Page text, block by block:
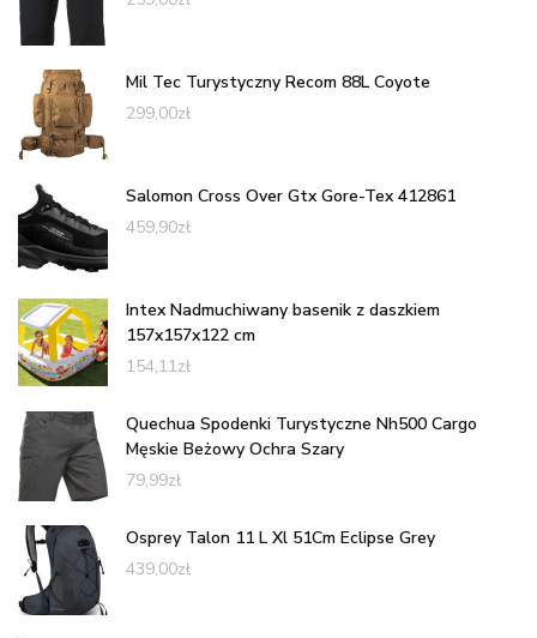
Mil Tec Turystyczny Recom 88L Coyote
299,00zł
Salomon Cross Over Gtx Gore-Tex 412861
459,90zł
Intex Nadmuchiwany basenik z daszkiem
157x157x122 cm
154,11zł
Quechua Spodenki Turystyczne Nh500 Cargo
Męskie Beżowy Ochra Szary
79,99zł
Osprey Talon 11 L Xl 51Cm Eclipse Grey
439,00zł